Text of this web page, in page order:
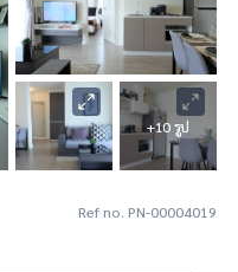
+10 รูป
Ref no. PN-00004019